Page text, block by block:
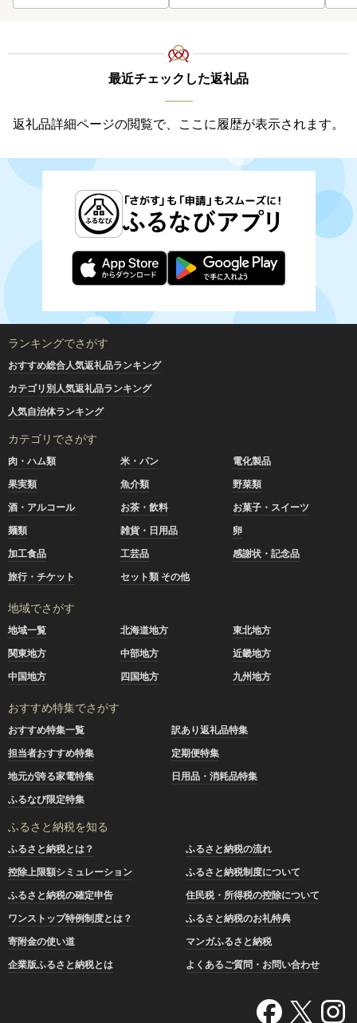
最近チェックした返礼品
返礼品詳細ページの閲覧で、ここに履歴が表示されます。
ランキングでさがす
おすすめ総合人気返礼品ランキング
カテゴリ別人気返礼品ランキング
人気自治体ランキング
カテゴリでさがす
肉・ハム類 米・パン
電化製品
果実類
魚介類
野菜類
酒・アルコール
お茶・飲料
お菓子・スイーツ
麺類
雑貨・日用品
卵
加工食品
工芸品
感謝状・記念品
旅行・チケット
セット類 その他
地域でさがす
地域一覧 北海道地方
東北地方
関東地方
中部地方
近畿地方
中国地方
四国地方 九州地方
おすすめ特集でさがす
おすすめ特集一覧
訳あり返礼品特集
担当者おすすめ特集
定期便特集
地元が誇る家電特集
日用品・消耗品特集
ふるなび限定特集
ふるさと納税を知る
ふるさと納税とは？
ふるさと納税の流れ
控除上限額シミュレーション
ふるさと納税制度について
ふるさと納税の確定申告
住民税・所得税の控除について
ワンストップ特例制度とは？
ふるさと納税のお礼特典
寄附金の使い道
マンガふるさと納税
企業版ふるさと納税とは
よくあるご質問・お問い合わせ